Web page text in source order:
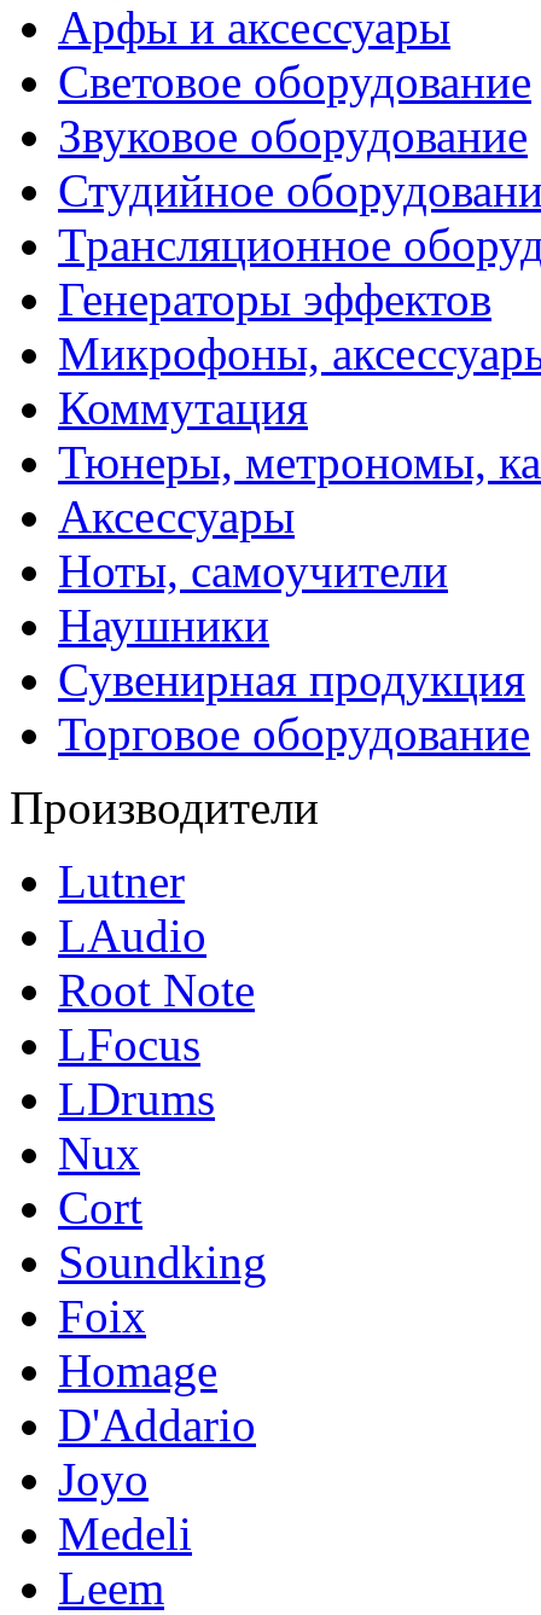
Арфы и аксессуары
Световое оборудование
Звуковое оборудование
Студийное
Трансляционное
Генераторы эффектов
Микрофоны,
Коммутация
Тюнеры, метрономы,
Аксессуары
Ноты, самоучители
Наушники
Сувенирная продукция
Торговое оборудование
Производители
Lutner
LAudio
Root Note
LFocus
LDrums
Nux
Cort
Soundking
Foix
Homage
D'Addario
Joyo
Medeli
Leem